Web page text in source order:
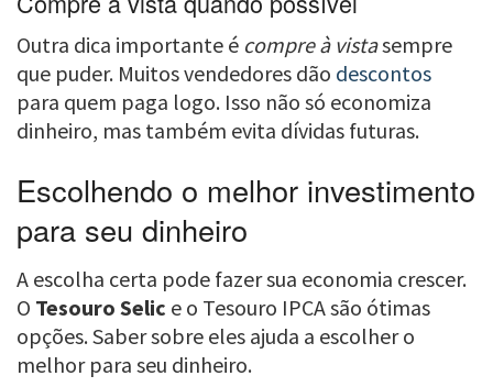
Outra dica importante é compre à vistasempre
que puder. Muitos vendedores dão descontos
para quem paga logo. Isso não só economiza
dinheiro, mas também evita dívidas futuras.
Escolhendo o melhor investimento
para seu dinheiro
A escolha certa pode fazer sua economia crescer.
O Tesouro Selic e o Tesouro IPCA são ótimas
opções. Saber sobre eles ajuda a escolher o
melhor para seu dinheiro.